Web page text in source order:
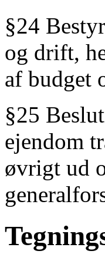
§24
og drift,
af budget
§25
ejendom
øvrigt ud